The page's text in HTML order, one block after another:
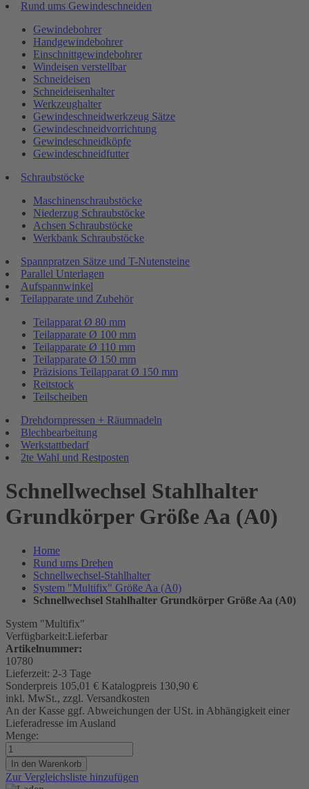
Rund ums Gewindeschneiden
Gewindebohrer
Handgewindebohrer
Einschnittgewindebohrer
Windeisen verstellbar
Schneideisen
Schneideisenhalter
Werkzeughalter
Gewindeschneidwerkzeug Sätze
Gewindeschneidvorrichtung
Gewindeschneidköpfe
Gewindeschneidfutter
Schraubstöcke
Maschinenschraubstöcke
Niederzug Schraubstöcke
Achsen Schraubstöcke
Werkbank Schraubstöcke
Spannpratzen Sätze und T-Nutensteine
Parallel Unterlagen
Aufspannwinkel
Teilapparate und Zubehör
Teilapparat Ø 80 mm
Teilapparate Ø 100 mm
Teilapparate Ø 110 mm
Teilapparate Ø 150 mm
Präzisions Teilapparat Ø 150 mm
Reitstock
Teilscheiben
Drehdornpressen + Räumnadeln
Blechbearbeitung
Werkstattbedarf
2te Wahl und Restposten
Schnellwechsel Stahlhalter
Grundkörper Größe Aa (A0)
Home
Rund ums Drehen
Schnellwechsel-Stahlhalter
System "Multifix" Größe Aa (A0)
Schnellwechsel Stahlhalter Grundkörper Größe Aa (A0)
System "Multifix"
Verfügbarkeit:Lieferbar
Artikelnummer:
10780
Lieferzeit: 2-3 Tage
Sonderpreis 105,01 € Katalogpreis 130,90 €
inkl. MwSt., zzgl. Versandkosten
An der Kasse ggf. Abweichungen der USt. in Abhängigkeit einer
Lieferadresse im Ausland
Menge:
In den Warenkorb
Zur Vergleichsliste hinzufügen